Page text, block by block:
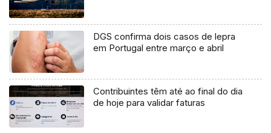
DGS confirma dois casos de lepra
em Portugal entre março e abril
Contribuintes têm até ao final do dia
de hoje para validar faturas